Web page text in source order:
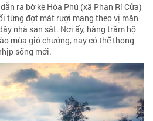
ra bờ kè Hòa Phú (xã Phan Rí Cửa)
từng đợt mát rượi mang theo vị mặn
nhà san sát. Nơi ấy, hàng trăm hộ
mùa gió chướng, nay có thể thong
sống mới.